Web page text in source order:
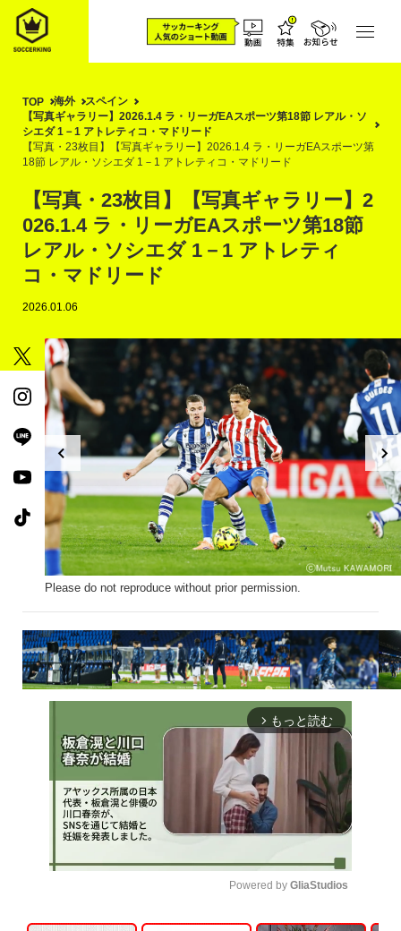
TOP 海外
スペイン
【写真ギャラリー】2026.1.4 ラ・リーガEAスポーツ第18節 レアル・ソ
シエダ 1－1 アトレティコ・マドリード
【写真・23枚目】【写真ギャラリー】2026.1.4 ラ・リーガEAスポーツ第
18節 レアル・ソシエダ 1－1 アトレティコ・マドリード
【写真・23枚目】【写真ギャラリー】2
026.1.4 ラ・リーガEAスポーツ第18節
レアル・ソシエダ 1－1 アトレティ
コ・マドリード
2026.01.06
Please do not reproduce without prior permission.
arrow_forward_ios もっと読む
U
Powered by GliaStudios